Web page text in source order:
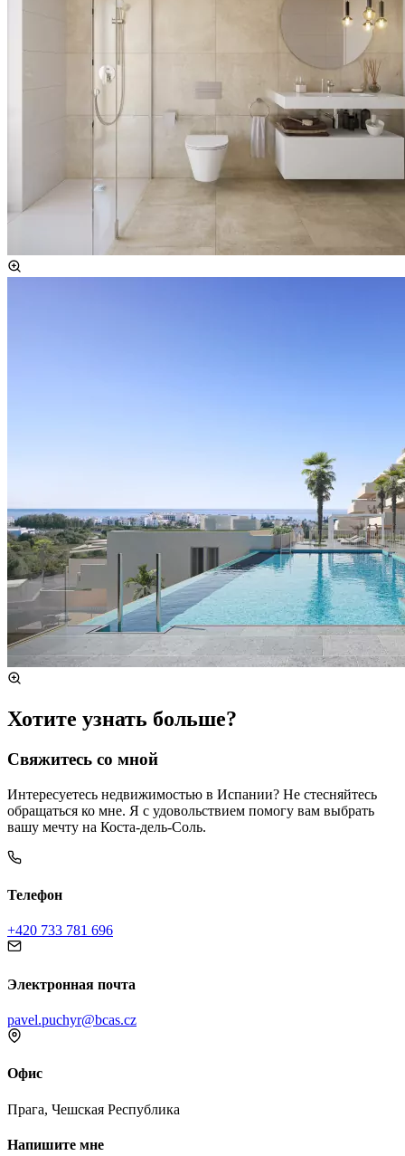
Хотите узнать больше?
Свяжитесь со мной
Интересуетесь недвижимостью в Испании? Не стесняйтесь
обращаться ко мне. Я с удовольствием помогу вам выбрать
вашу мечту на Коста-дель-Соль.
Телефон
+420 733 781 696
Электронная почта
pavel.puchyr@bcas.cz
Офис
Прага, Чешская Республика
Напишите мне